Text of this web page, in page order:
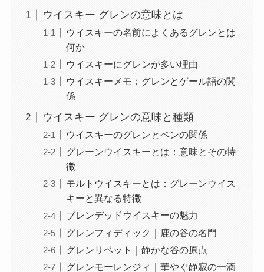
ウイスキー グレンの意味とは
ウイスキーの名前によくあるグレンとは
何か
ウイスキーにグレンが多い理由
ウイスキーメモ：グレンとゲール語の関
係
ウイスキー グレンの意味と種類
ウイスキーのグレンとベンの関係
グレーンウイスキーとは：意味とその特
徴
モルトウイスキーとは：グレーンウイス
キーと異なる特徴
ブレンデッドウイスキーの魅力
グレンフィディック｜鹿の谷の名門
グレンリベット｜静かな谷の原点
グレンモーレンジィ｜華やぐ静寂の一滴